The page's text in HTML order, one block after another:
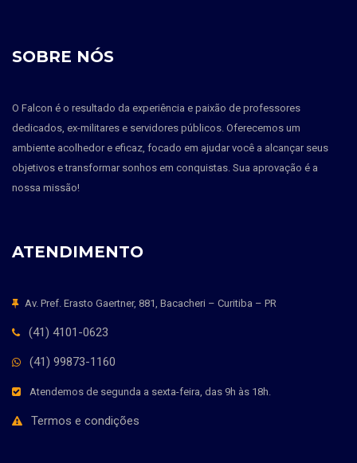
SOBRE NÓS
O Falcon é o resultado da experiência e paixão de professores
dedicados, ex-militares e servidores públicos. Oferecemos um
ambiente acolhedor e eficaz, focado em ajudar você a alcançar seus
objetivos e transformar sonhos em conquistas. Sua aprovação é a
nossa missão!
ATENDIMENTO
Av. Pref. Erasto Gaertner, 881, Bacacheri – Curitiba – PR
(41) 4101-0623
(41) 99873-1160
Atendemos de segunda a sexta-feira, das 9h às 18h.
Termos e condições